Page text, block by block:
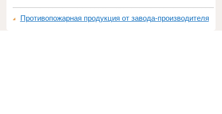
Противопожарная продукция от завода-производителя